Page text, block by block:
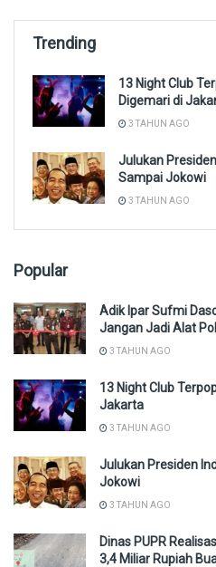
Trending
13 Night Club
Digemari di
3 TAHUN AGO
Julukan
Sampai Jokowi
3 TAHUN AGO
Popular
Adik Ipar Sufmi
Jangan Jadi Alat
3 TAHUN AGO
13 Night Club
Jakarta
3 TAHUN AGO
Julukan Presiden
Jokowi
3 TAHUN AGO
Dinas PUPR
3,4 Miliar Rupiah